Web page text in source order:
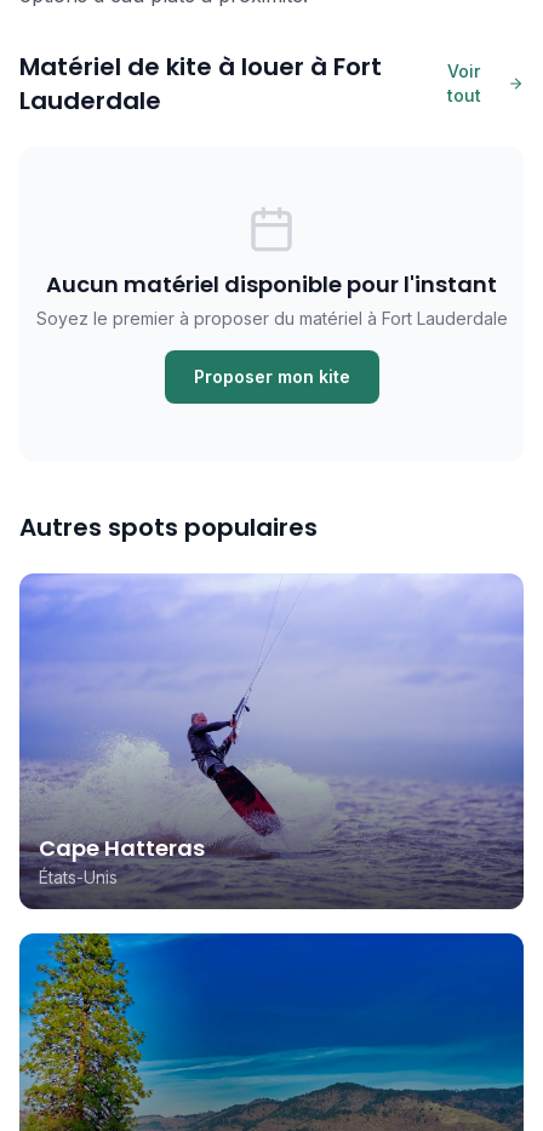
Matériel de kite à louer à Fort
Lauderdale
Voir
tout
Aucun matériel disponible pour l'instant
Soyez le premier à proposer du matériel à Fort Lauderdale
Proposer mon kite
Autres spots populaires
Cape Hatteras
États-Unis